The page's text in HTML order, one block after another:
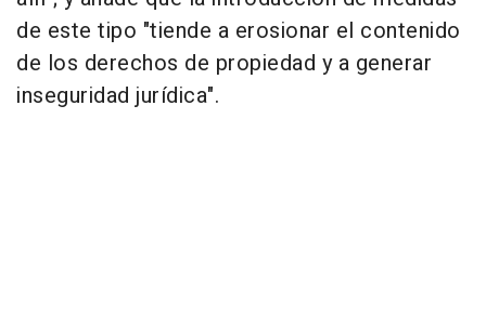
de este tipo "tiende a erosionar el contenido
de los derechos de propiedad y a generar
inseguridad jurídica".